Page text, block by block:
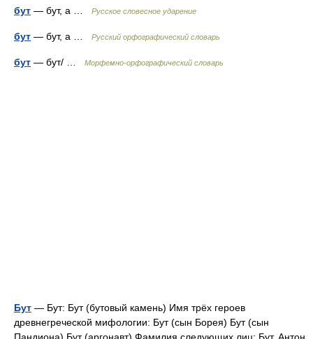
бут — бут, а … Русское словесное ударение
бут — бут, а … Русский орфографический словарь
бут — бут/ … Морфемно-орфографический словарь
Бут — Бут: Бут (бутовый камень) Имя трёх героев
древнегреческой мифологии: Бут (сын Борея) Бут (сын